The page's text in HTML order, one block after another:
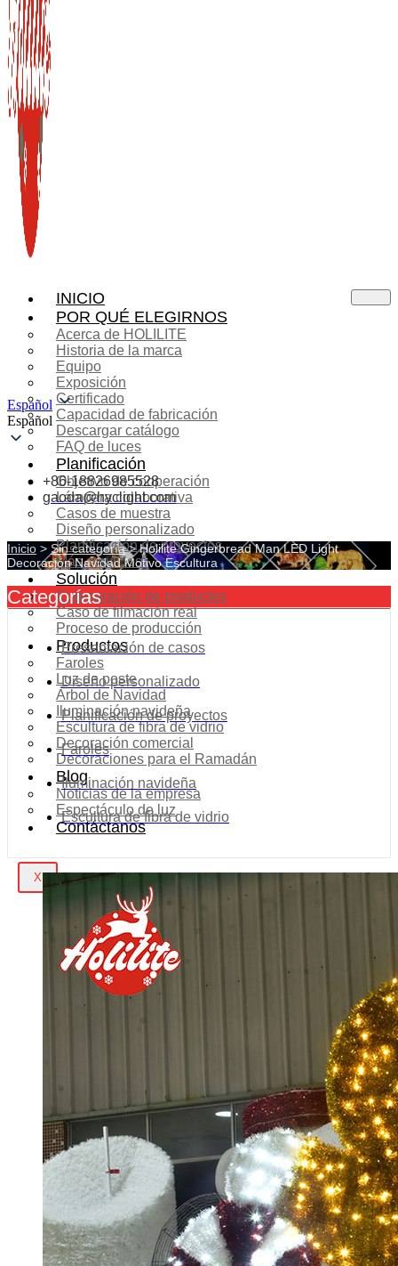
INICIO
POR QUÉ ELEGIRNOS
Acerca de HOLILITE
Historia de la marca
Equipo
Exposición
Certificado
Capacidad de fabricación
Descargar catálogo
FAQ de luces
Planificación
Objetivo de cooperación
Lámpara colaborativa
Casos de muestra
Diseño personalizado
Planificación de proyectos
Más servicios
Solución
Comparación de productos
Caso de filmación real
Proceso de producción
Productos
Faroles
Luz de poste
Árbol de Navidad
Iluminación navideña
Escultura de fibra de vidrio
Decoración comercial
Decoraciones para el Ramadán
Blog
Noticias de la empresa
Espectáculo de luz
Contáctanos
X
Español
Español
+86-18826985528
gaoda@hyclight.com
Inicio > Sin categoría>Holilite Gingerbread Man LED Light
Decoración Navidad Motivo Escultura
Categorías
Presentación de casos
Diseño personalizado
Planificación de proyectos
Faroles
Iluminación navideña
Escultura de fibra de vidrio